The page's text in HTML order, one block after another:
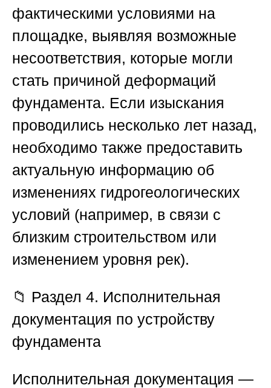
фактическими условиями на
площадке, выявляя возможные
несоответствия, которые могли
стать причиной деформаций
фундамента. Если изыскания
проводились несколько лет назад,
необходимо также предоставить
актуальную информацию об
изменениях гидрогеологических
условий (например, в связи с
близким строительством или
изменением уровня рек).
📁 Раздел 4. Исполнительная
документация по устройству
фундамента
Исполнительная документация —